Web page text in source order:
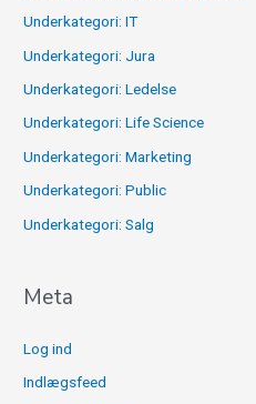
Underkategori: IT
Underkategori: Jura
Underkategori: Ledelse
Underkategori: Life Science
Underkategori: Marketing
Underkategori: Public
Underkategori: Salg
Meta
Log ind
Indlægsfeed